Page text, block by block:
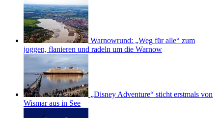
Warnowrund: „Weg für alle“ zum
joggen, flanieren und radeln um die Warnow
„Disney Adventure“ sticht erstmals von
Wismar aus in See